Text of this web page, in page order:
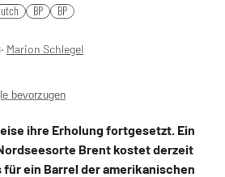
BP BP
‧ Marion Schlegel
bevorzugen
ihre Erholung fortgesetzt. Ein
Brent kostet derzeit
für ein Barrel der amerikanischen